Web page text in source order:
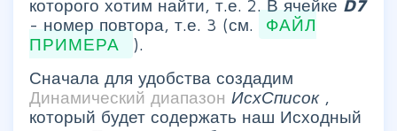
которого хотим найти, т.е. 2. В ячейке D7
- номер повтора, т.е. 3 (см.
ФАЙЛ
ПРИМЕРА
).
Сначала для удобства создадим
Динамический диапазон ИсхСписок ,
который будет содержать наш Исходный